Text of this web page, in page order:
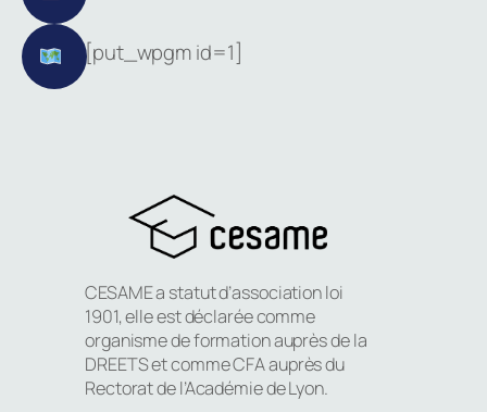
[put_wpgm id=1]
CESAME a statut d’association loi
1901, elle est déclarée comme
organisme de formation auprès de la
DREETS et comme CFA auprès du
Rectorat de l’Académie de Lyon.